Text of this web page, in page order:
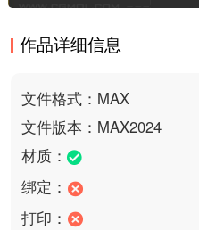
作品详细信息
文件格式：MAX
文件版本：MAX2024
材质：
绑定：
打印：